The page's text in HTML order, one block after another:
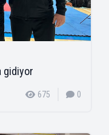
gidiyor
675 0